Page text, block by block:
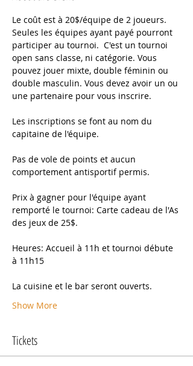
Le coût est à 20$/équipe de 2 joueurs.
Seules les équipes ayant payé pourront
participer au tournoi.  C'est un tournoi
open sans classe, ni catégorie. Vous
pouvez jouer mixte, double féminin ou
double masculin. Vous devez avoir un ou
une partenaire pour vous inscrire.
Les inscriptions se font au nom du
capitaine de l'équipe.
Pas de vole de points et aucun
comportement antisportif permis.
Prix à gagner pour l'équipe ayant
remporté le tournoi: Carte cadeau de l'As
des jeux de 25$.
Heures: Accueil à 11h et tournoi débute
à 11h15
La cuisine et le bar seront ouverts.
Show More
Tickets